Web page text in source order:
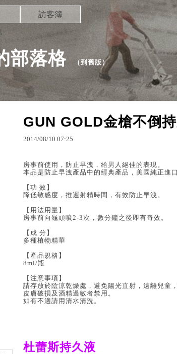
部落格 （到舊版）
訪客簿
GUN GOLD金槍不倒
2014/08/10 07:25
房事前使用，防止早洩，給男人絕佳的表現。
本品是防止早洩產品中的經典產品，美國純正進
【功 效】
降低敏感度，推遲射精時間，有效防止早洩。
【用法用量】
房事前向龜頭噴2-3次，數分鐘之後即有奇效。
【成 分】
多種植物精華
【產品規格】
8ml/瓶
【注意事項】
請存放於陰涼乾燥處，避免陽光直射，遠離兒童
皮膚破損及酒精過敏者禁用。
如有不適請用清水清洗。
杜蕾斯持久液